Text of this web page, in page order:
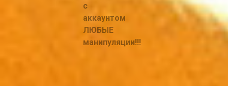
с
аккаунтом
ЛЮБЫЕ
манипуляции!!!